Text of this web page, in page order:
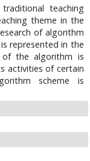
teaching
theme in the
of algorithm
represented in the
the algorithm is
activities of certain
scheme is